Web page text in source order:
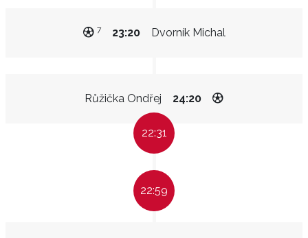
Dvorník Michal
23:20
7
Růžička Ondřej 24:20
22:31
22:59